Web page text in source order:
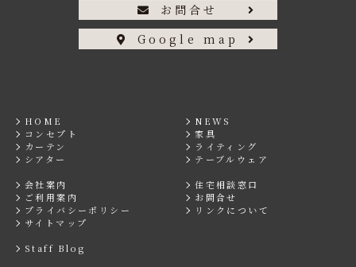
お問合せ
Google map
HOME
NEWS
コンセプト
家具
カーテン
ライティング
シアター
テーブルウェア
会社案内
住宅相談窓口
ご利用案内
お問合せ
プライバシーポリシー
リンクについて
サイトマップ
Staff Blog